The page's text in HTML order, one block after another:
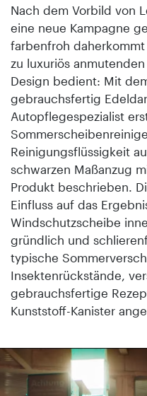
Nach dem Vorbild von
eine neue Kampagne
farbenfroh
zu luxuriös
Design bedient: Mit
gebrauchsfertig
Autopflegespezialist
Reinigungsflüssigkeit
schwarzen Maßanzug
Produkt beschrieben.
Einfluss auf das
Windschutzscheibe
gründlich und
typische
Insektenrückstände,
gebrauchsfertige
Kunststoff-Kanister